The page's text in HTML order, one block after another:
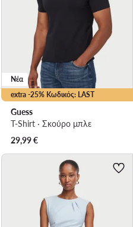
extra -25% Κωδικός: LAST
Νέα
Guess
T-Shirt · Σκούρο μπλε
29,99€